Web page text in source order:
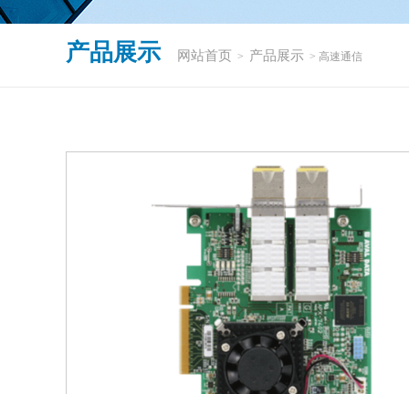
产品展示 网站首页 > 产品展示 > 高速通信